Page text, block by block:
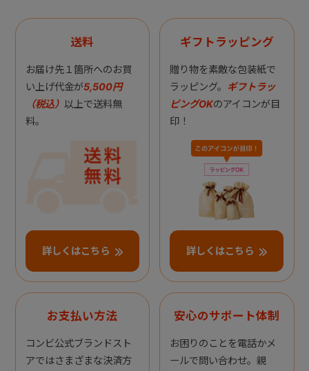
送料
お届け先１箇所へのお買
い上げ代金が5,500円
（税込） 以上で送料無
料。
詳しくはこちら
ギフトラッピング
贈り物を素敵な包装紙で
ラッピング。 ギフトラッ
ピングOKのアイコンが目
印！
詳しくはこちら
お支払い方法
コンビ公式ブランドスト
アではさまざまな決済方
安心のサポート体制
お困りのことを電話かメ
ールで問い合わせ。親